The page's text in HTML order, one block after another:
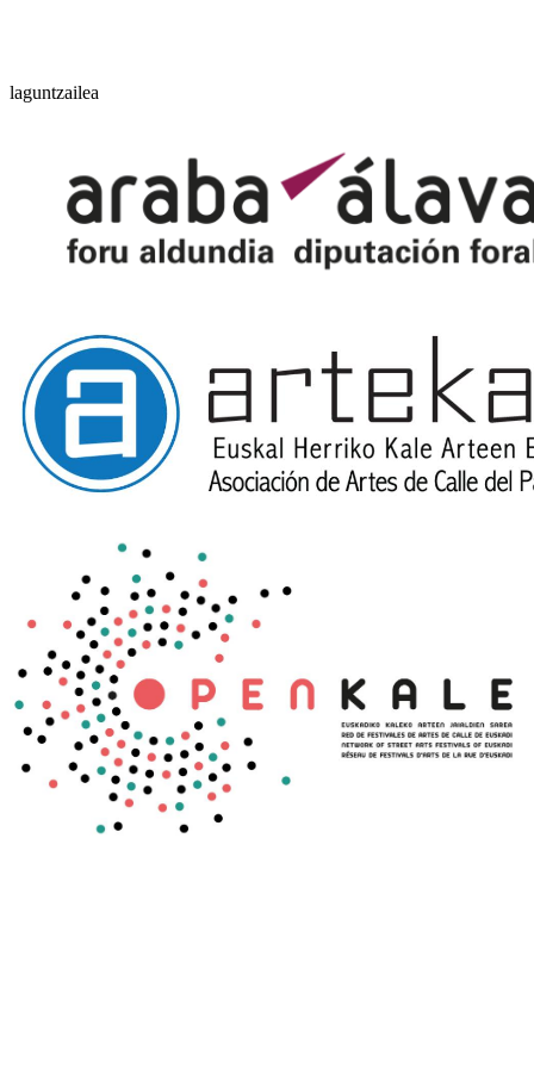
laguntzailea